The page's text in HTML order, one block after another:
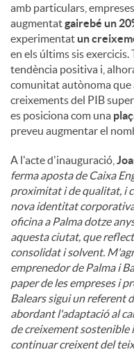
amb particulars,
augmentatgairebé un
experimentat un
en els últims sis
tendència positiva i,
comunitat autònoma que
creixements del PIB
es posiciona com una
preveu augmentar el
A l'acte d'inauguració,
ferma aposta de Caixa
proximitat i de qualitat, i
nova identitat
oficina a Palma dotze
aquesta ciutat, que
consolidat i solvent.
emprenedor de Palma i
paper de les empreses i
Balears sigui un referent
abordant l'adaptació al
de creixement sostenible
continuar creixent del